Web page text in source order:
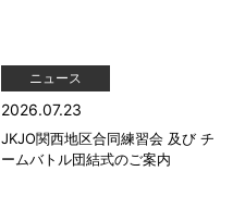
ニュース
2026.07.23
JKJO関西地区合同練習会 及び チ
ームバトル団結式のご案内